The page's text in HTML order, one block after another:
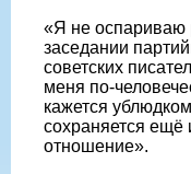
«Я не оспариваю
заседании
советских
меня по-
кажется
сохраняется ещё
отношение».